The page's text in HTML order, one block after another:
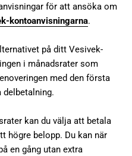
för att ansöka om
kontoanvisningarna.
på ditt Vesivek-
i månadsrater som
med den första
delbetalning.
kan du välja att betala
högre belopp. Du kan när
en gång utan extra